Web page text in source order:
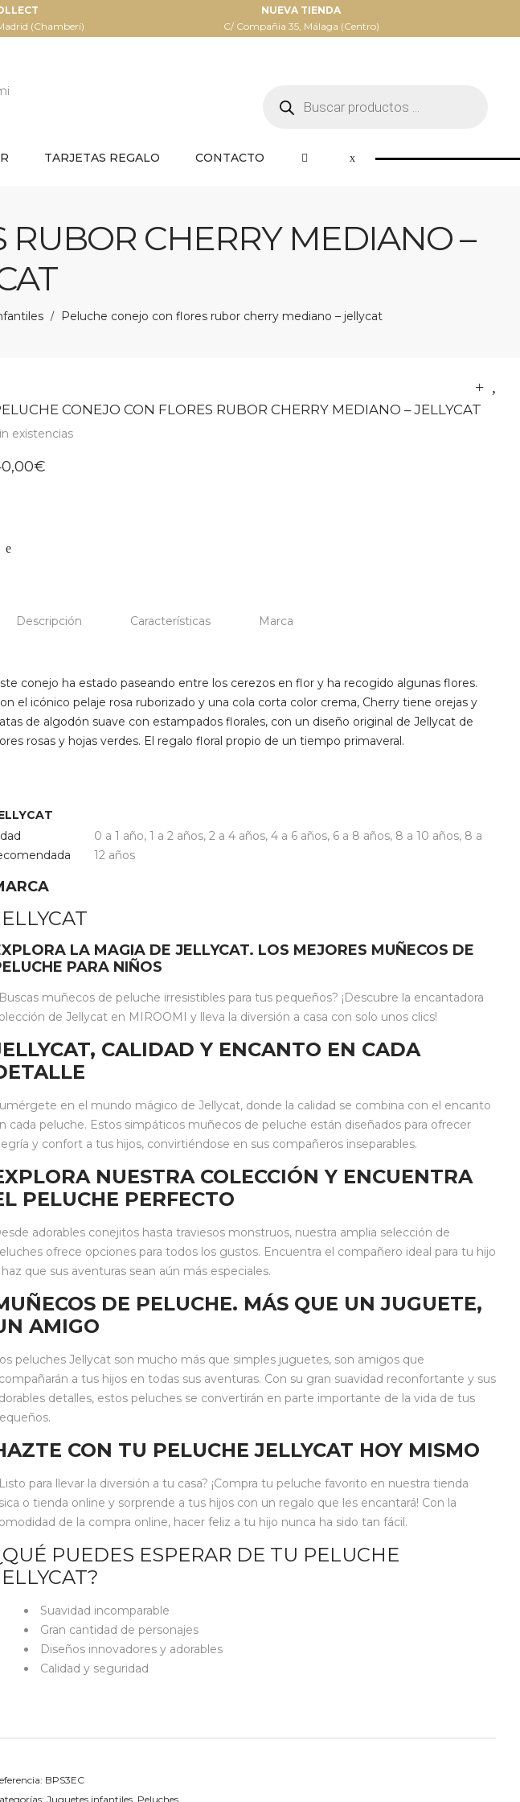
(Chamberí)
NUEVA TIENDA
C/ Compañia 35, Málaga (Centro)
productos
TARJETAS REGALO CONTACTO
RUBOR CHERRY MEDIANO –
/ Peluche conejo con flores rubor cherry mediano – jellycat
CONEJO CON FLORES RUBOR CHERRY MEDIANO – JELLYCAT
existencias
€
Descripción Características Marca
conejo ha estado paseando entre los cerezos en flor y ha recogido algunas flores.
el icónico pelaje rosa ruborizado y una cola corta color crema, Cherry tiene orejas y
de algodón suave con estampados florales, con un diseño original de Jellycat de
rosas y hojas verdes. El regalo floral propio de un tiempo primaveral.
0 a 1 año, 1 a 2 años, 2 a 4 años, 4 a 6 años, 6 a 8 años, 8 a 10 años, 8 a
12 años
LA MAGIA DE JELLYCAT. LOS MEJORES MUÑECOS DE
PARA NIÑOS
muñecos de peluche irresistibles para tus pequeños? ¡Descubre la encantadora
de Jellycat en MIROOMI y lleva la diversión a casa con solo unos clics!
CALIDAD Y ENCANTO EN CADA
en el mundo mágico de Jellycat, donde la calidad se combina con el encanto
cada peluche. Estos simpáticos muñecos de peluche están diseñados para ofrecer
y confort a tus hijos, convirtiéndose en sus compañeros inseparables.
NUESTRA COLECCIÓN Y ENCUENTRA
PELUCHE PERFECTO
adorables conejitos hasta traviesos monstruos, nuestra amplia selección de
ofrece opciones para todos los gustos. Encuentra el compañero ideal para tu hijo
que sus aventuras sean aún más especiales.
DE PELUCHE. MÁS QUE UN JUGUETE,
AMIGO
peluches Jellycat son mucho más que simples juguetes, son amigos que
a tus hijos en todas sus aventuras. Con su gran suavidad reconfortante y sus
detalles, estos peluches se convertirán en parte importante de la vida de tus
CON TU PELUCHE JELLYCAT HOY MISMO
para llevar la diversión a tu casa? ¡Compra tu peluche favorito en nuestra tienda
o tienda online y sorprende a tus hijos con un regalo que les encantará! Con la
de la compra online, hacer feliz a tu hijo nunca ha sido tan fácil.
PUEDES ESPERAR DE TU PELUCHE
Suavidad incomparable
Gran cantidad de personajes
Diseños innovadores y adorables
Calidad y seguridad
BPS3EC
Juguetes infantiles Peluches